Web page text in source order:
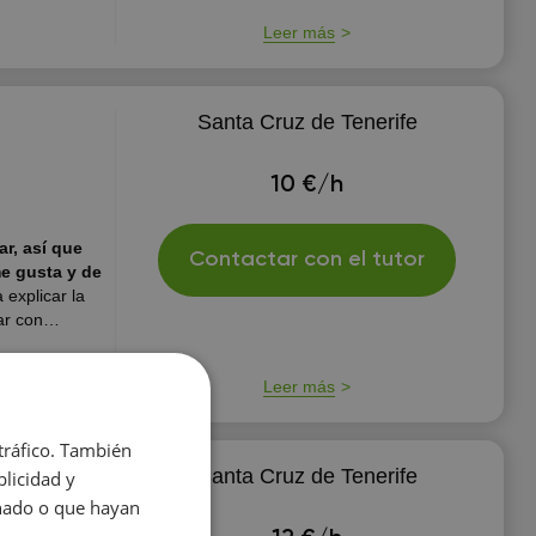
Leer más
así que
gusta y de
explicar la
con
Santa Cruz de Tenerife
10 €/h
Contactar con el tutor
Leer más
Santa Cruz de Tenerife
También
y
o que hayan